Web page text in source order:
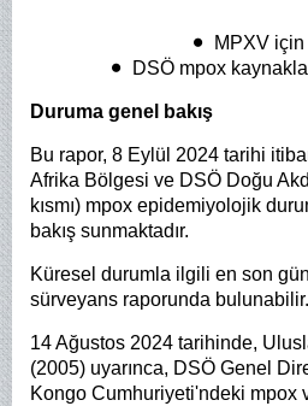
MPXV
DSÖ mpox
Duruma genel bakış
Bu rapor, 8 Eylül 2024 tarihi
Afrika Bölgesi ve DSÖ Doğu
kısmı) mpox epidemiyolojik
bakış sunmaktadır.
Küresel durumla ilgili en son
sürveyans raporunda bulunabilir.
14 Ağustos 2024 tarihinde,
(2005) uyarınca, DSÖ Genel
Kongo Cumhuriyeti'ndeki mpox